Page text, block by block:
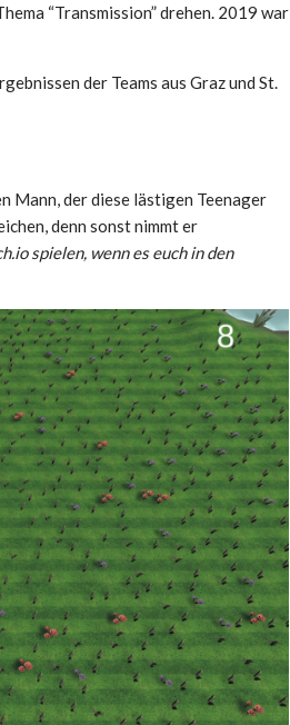
“Transmission” drehen. 2019 war
der Teams aus Graz und St.
Mann, der diese lästigen Teenager
denn sonst nimmt er
spielen, wenn es euch in den